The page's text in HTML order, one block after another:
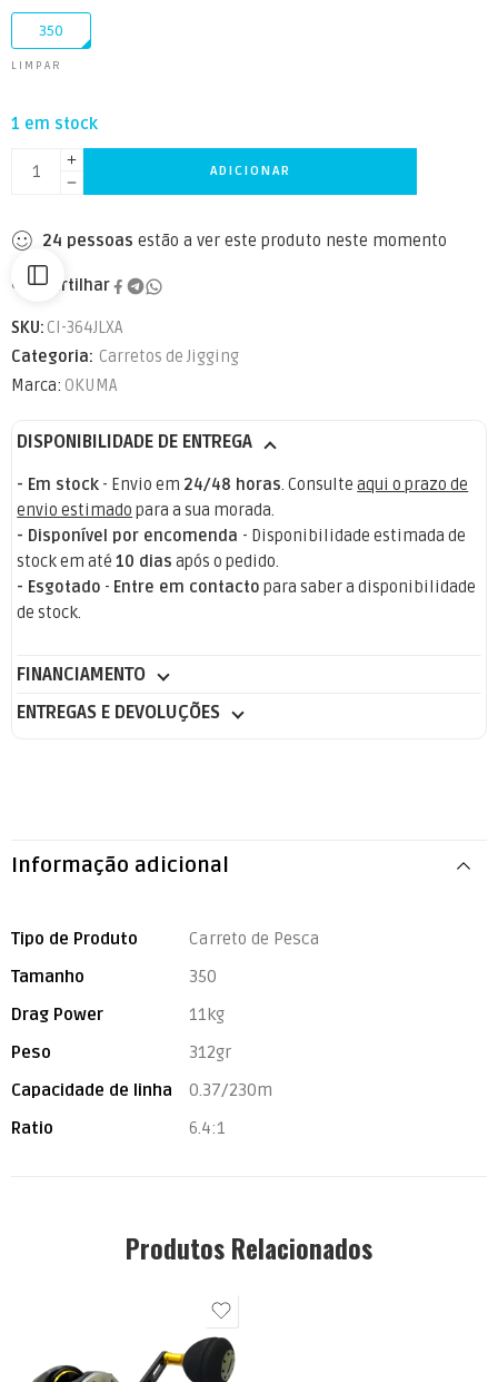
350
LIMPAR
1 em stock
ADICIONAR
24 pessoas estão a ver este produto neste momento
Partilhar
SKU: CI-364JLXA
Categoria: Carretos de Jigging
Marca: OKUMA
DISPONIBILIDADE DE ENTREGA
- Em stock - Envio em 24/48 horas. Consulteaqui o prazo de
envio estimado para a sua morada.
- Disponível por encomenda - Disponibilidade estimada de
stock em até10 dias após o pedido.
- Esgotado - Entre em contacto para saber a disponibilidade
de stock.
FINANCIAMENTO
ENTREGAS E DEVOLUÇÕES
Informação adicional
Tipo de Produto
Carreto de Pesca
Tamanho
350
Drag Power
11kg
Peso
312gr
Capacidade de linha
0.37/230m
Ratio
6.4:1
Produtos Relacionados